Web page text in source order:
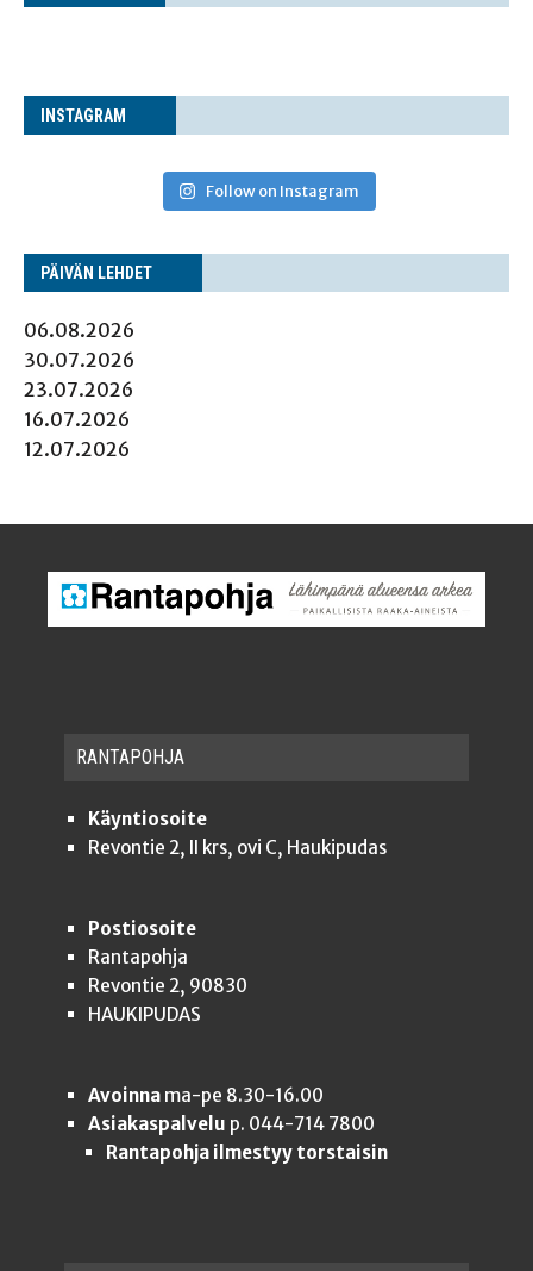
INS­TA­GRAM
Follow on Instagram
PÄI­VÄN LEHDET
06.08.2026
30.07.2026
23.07.2026
16.07.2026
12.07.2026
RAN­TA­POH­JA
Käyntiosoite
Revontie 2, II krs, ovi C, Haukipudas
Postiosoite
Rantapohja
Revontie 2, 90830
HAUKIPUDAS
Avoinnama-pe 8.30-16.00
Asiakaspalvelu p. 044-714 7800
Rantapohja ilmestyy torstaisin